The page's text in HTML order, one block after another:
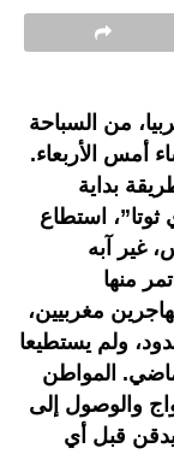
من السباحة
أمس الأربعاء.
بداية
استطاع
غير آبه
منها
مغربيين،
ولم يستطيعا
المواطن
والوصول إلى
قبل أي